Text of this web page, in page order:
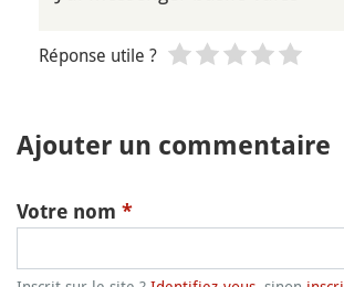
Réponse utile ?
Ajouter un commentaire
Votre nom *